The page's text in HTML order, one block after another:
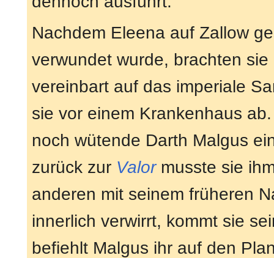
Nachdem Eleena auf Zallow
verwundet wurde, brachten
vereinbart auf das imperiale
sie vor einem Krankenhaus
noch wütende Darth Malgus
zurück zur Valormusste sie
anderen mit seinem früheren
innerlich verwirrt, kommt sie
befiehlt Malgus ihr auf den